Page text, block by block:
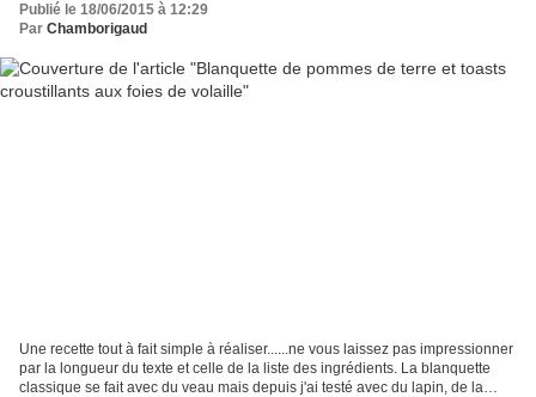
Publié le 18/06/2015 à 12:29
Par Chamborigaud
Une recette tout à fait simple à réaliser......ne vous laissez pas impressionner
par la longueur du texte et celle de la liste des ingrédients. La blanquette
classique se fait avec du veau mais depuis j'ai testé avec du lapin, de la